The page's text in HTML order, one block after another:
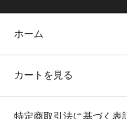
ホーム
カートを見る
特定商取引法に基づく表